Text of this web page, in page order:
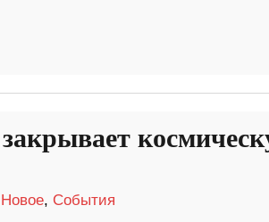
Новое, События